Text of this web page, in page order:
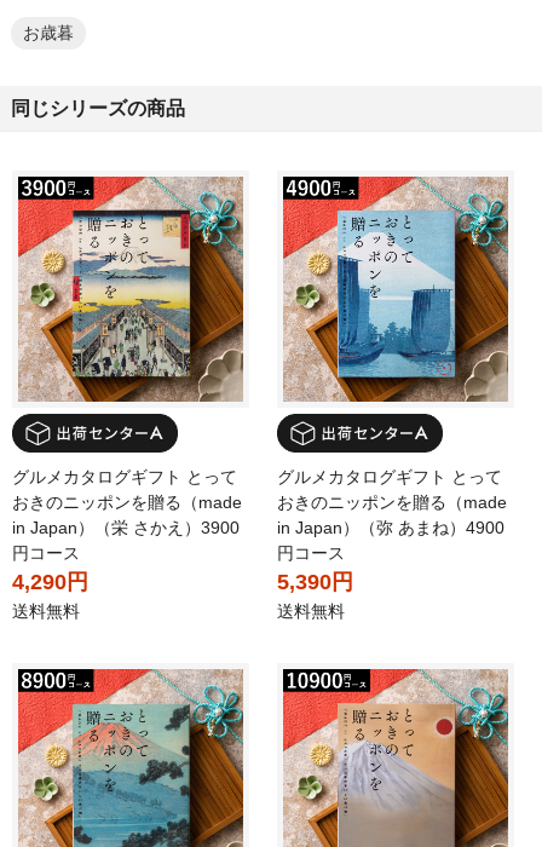
お歳暮
同じシリーズの商品
グルメカタログギフト とって
おきのニッポンを贈る（made
in Japan）（栄 さかえ）3900
円コース
4,290円
送料無料
グルメカタログギフト とって
おきのニッポンを贈る（made
in Japan）（弥 あまね）4900
円コース
5,390円
送料無料